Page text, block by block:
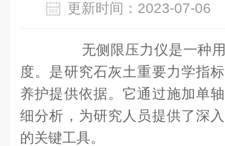
更新时间：2023-07-
无侧限压力仪是一种用
度。是研究石灰土重要力学指
养护提供依据。它通过施加单
细分析，为研究人员提供了深
的关键工具。